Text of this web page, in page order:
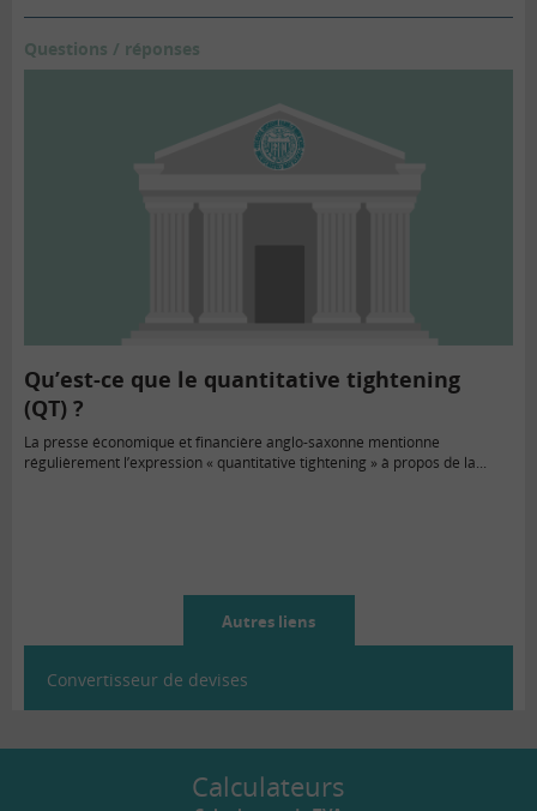
Questions / réponses
Qu’est-ce que le quantitative tightening
(QT) ?
La presse économique et financière anglo-saxonne mentionne
régulièrement l’expression « quantitative tightening » à propos de la...
Autres liens
Convertisseur de devises
Calculateurs